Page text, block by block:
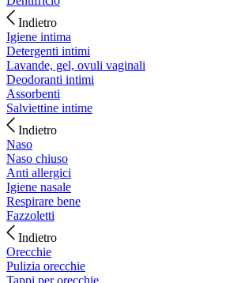
Indietro
Igiene intima
Detergenti intimi
Lavande, gel, ovuli vaginali
Deodoranti intimi
Assorbenti
Salviettine intime
Indietro
Naso
Naso chiuso
Anti allergici
Igiene nasale
Respirare bene
Fazzoletti
Indietro
Orecchie
Pulizia orecchie
Tappi per orecchie